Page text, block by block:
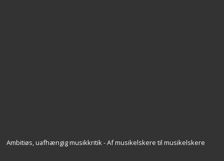
Ambitiøs, uafhængig musikkritik - Af musikelskere til musikelskere